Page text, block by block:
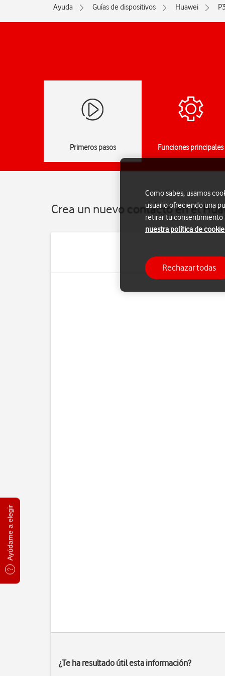
Ayúdame a elegir
Ayuda Guías de dispositivos Huawei
Primeros pasos Funciones principales
Crea un nuevo contacto en el
Puedes
¿Te ha resultado útil esta información?
Como sabes, usamos
usuario ofreciendo una
retirar tu consentimiento
nuestra política de
Rechazar todas